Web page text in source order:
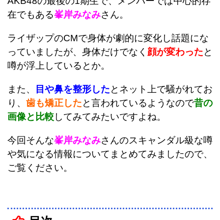
在でもある峯岸みなみさん。
ライザップのCMで身体が劇的に変化し話題にな
っていましたが、 身体だけでなく 顔が変わったと
噂が浮上しているとか。
また、 目や鼻を整形したとネット上で騒がれてお
り、 歯も矯正したと言われているようなので昔の
画像と比較してみてみたいですよね。
今回そんな峯岸みなみさんのスキャンダル級な噂
や気になる情報についてまとめてみましたので、
ご覧ください。